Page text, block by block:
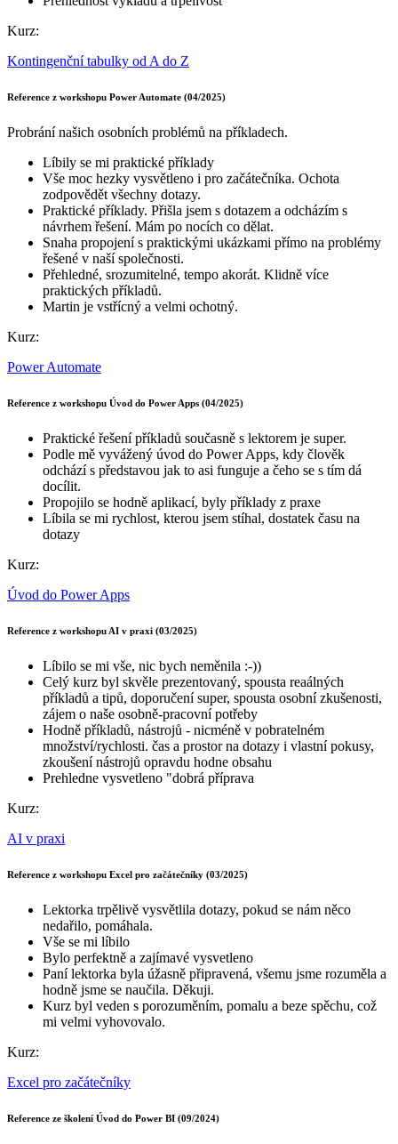
Kurz:
Kontingenční tabulky od A do Z
Reference z workshopu Power Automate (04/2025)
Probrání našich osobních problémů na příkladech.
Líbily se mi praktické příklady
Vše moc hezky vysvětleno i pro začátečníka. Ochota
zodpovědět všechny dotazy.
Praktické příklady. Přišla jsem s dotazem a odcházím s
návrhem řešení. Mám po nocích co dělat.
Snaha propojení s praktickými ukázkami přímo na problémy
řešené v naší společnosti.
Přehledné, srozumitelné, tempo akorát. Klidně více
praktických příkladů.
Martin je vstřícný a velmi ochotný.
Kurz:
Power Automate
Reference z workshopu Úvod do Power Apps (04/2025)
Praktické řešení příkladů současně s lektorem je super.
Podle mě vyvážený úvod do Power Apps, kdy člověk
odchází s představou jak to asi funguje a čeho se s tím dá
docílit.
Propojilo se hodně aplikací, byly příklady z praxe
Líbila se mi rychlost, kterou jsem stíhal, dostatek času na
dotazy
Kurz:
Úvod do Power Apps
Reference z workshopu AI v praxi (03/2025)
Líbilo se mi vše, nic bych neměnila :-))
Celý kurz byl skvěle prezentovaný, spousta reaálných
příkladů a tipů, doporučení super, spousta osobní zkušenosti,
zájem o naše osobně-pracovní potřeby
Hodně příkladů, nástrojů - nicméně v pobratelném
množství/rychlosti. čas a prostor na dotazy i vlastní pokusy,
zkoušení nástrojů opravdu hodne obsahu
Prehledne vysvetleno "dobrá příprava
Kurz:
AI v praxi
Reference z workshopu Excel pro začátečníky (03/2025)
Lektorka trpělivě vysvětlila dotazy, pokud se nám něco
nedařilo, pomáhala.
Vše se mi líbilo
Bylo perfektně a zajímavé vysvetleno
Paní lektorka byla úžasně připravená, všemu jsme rozuměla a
hodně jsme se naučila. Děkuji.
Kurz byl veden s porozuměním, pomalu a beze spěchu, což
mi velmi vyhovovalo.
Kurz:
Excel pro začátečníky
Reference ze školení Úvod do Power BI (09/2024)